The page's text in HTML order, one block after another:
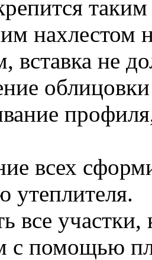
вставка не
всех
все участки,
с помощью